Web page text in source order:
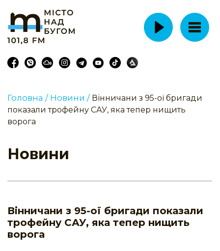
Головна / Новини / Вінничани з 95-ої бригади
показали трофейну САУ, яка тепер нищить
ворога
Новини
Вінничани з 95-ої бригади показали
трофейну САУ, яка тепер нищить
ворога